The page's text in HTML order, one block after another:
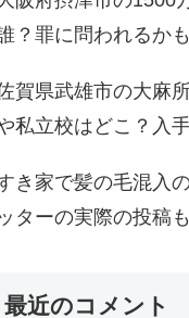
？罪に問われるか
賀県武雄市の大麻
私立校はどこ？入
き家で髪の毛混入
ッターの実際の投稿
最近のコメント